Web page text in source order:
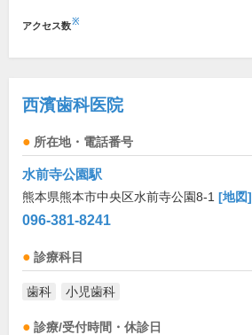
アクセス数※
西濱歯科医院
所在地・電話番号
水前寺公園駅
熊本県熊本市中央区水前寺公園8-1 [地図]
096-381-8241
診療科目
歯科 小児歯科
診療/受付時間・休診日